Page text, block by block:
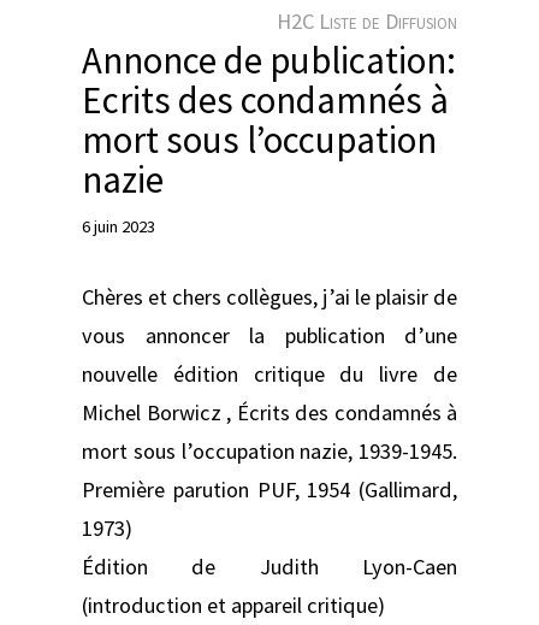
H2C Liste de Diffusion
Annonce de publication:
Ecrits des condamnés à
mort sous l’occupation
nazie
6 juin 2023
Chères et chers collègues, j’ai le plaisir de
vous annoncer la publication d’une
nouvelle édition critique du livre de
Michel Borwicz , Écrits des condamnés à
mort sous l’occupation nazie, 1939-1945.
Première parution PUF, 1954 (Gallimard,
1973)
Édition de Judith Lyon-Caen
(introduction et appareil critique)